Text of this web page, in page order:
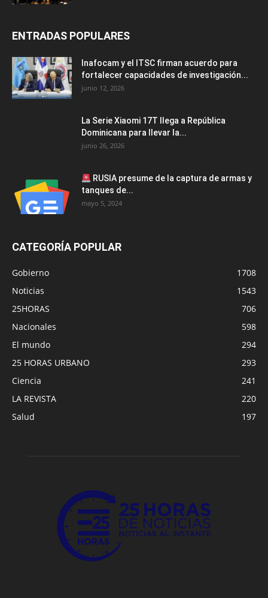
ENTRADAS POPULARES
Inafocam y el ITSC firman acuerdo para
fortalecer capacidades de investigación...
junio 12, 2026
La Serie Xiaomi 17T llega a República
Dominicana para llevar la...
junio 26, 2026
RUSIA presume de la captura de armas y
tanques de...
mayo 5, 2024
CATEGORÍA POPULAR
Gobierno
1708
Noticias
1543
25HORAS
706
Nacionales
598
El mundo
294
25 HORAS URBANO
293
Ciencia
241
LA REVISTA
220
Salud
197